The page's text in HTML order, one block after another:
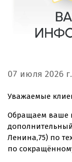
07 июля 2026 г.
Уважаемые
Обращаем ваше
Ленина,75) по
по